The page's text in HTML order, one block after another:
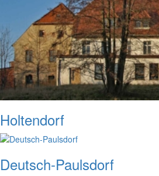
Holtendorf
Deutsch-Paulsdorf